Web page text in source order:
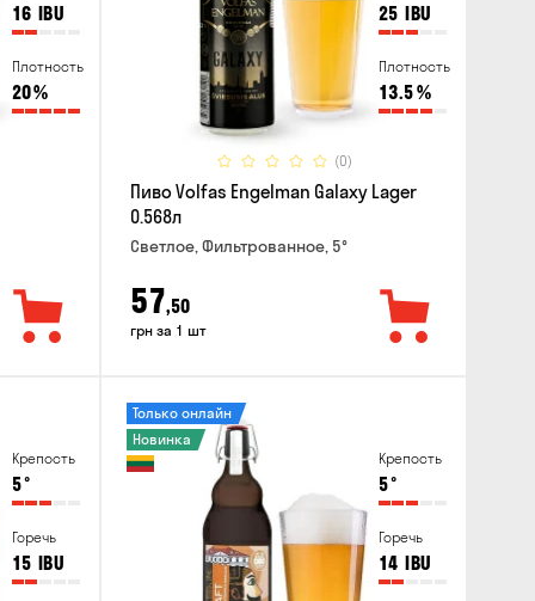
16 IBU
Плотность
20%
25 IBU
Плотность
13.5%
(0)
Пиво Volfas Engelman Galaxy Lager
0.568л
Светлое, Фильтрованное, 5°
57,50
грн за 1 шт
Крепость
5°
Горечь
15 IBU
Крепость
5°
Горечь
14 IBU
Только онлайн
Новинка